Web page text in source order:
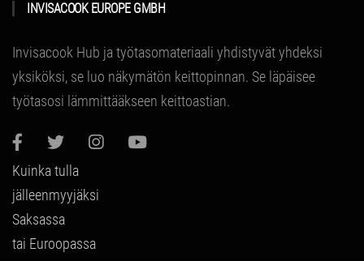
INVISACOOK EUROPE GMBH
Invisacook Hub ja työtasomateriaali yhdistyvät yhdeksi
yksiköksi, se luo näkymätön keittopinnan. Se läpäisee
työtasosi lämmittääkseen keittoastian.
Kuinka tulla
jälleenmyyjäksi
Saksassa
tai Euroopassa